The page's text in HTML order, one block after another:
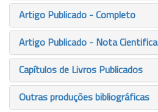
Artigo Publicado - Completo
Artigo Publicado - Nota Cientifica
Capítulos de Livros Publicados
Outras produções bibliográficas